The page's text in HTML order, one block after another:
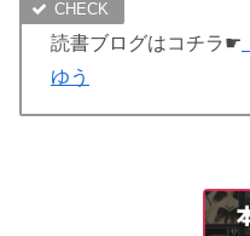
読書ブログはコチラ☛
ゆう